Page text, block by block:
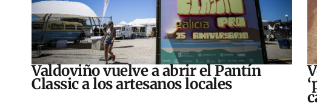
Valdoviño vuelve a abrir el Pantín
Classic a los artesanos locales